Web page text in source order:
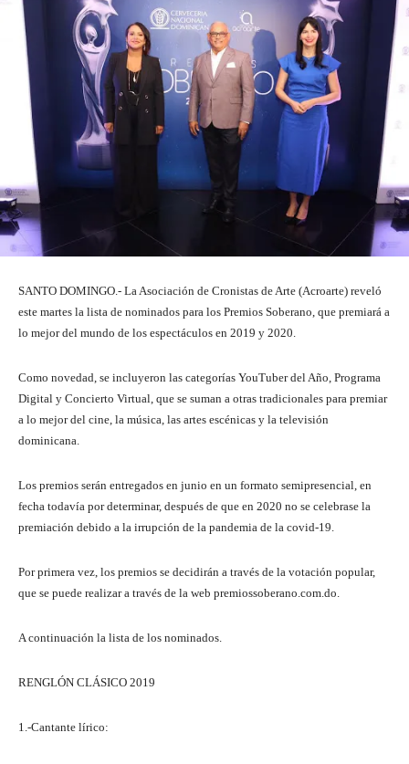
SANTO DOMINGO.- La Asociación de Cronistas de Arte (Acroarte) reveló
este martes la lista de nominados para los Premios Soberano, que premiará a
lo mejor del mundo de los espectáculos en 2019 y 2020.
Como novedad, se incluyeron las categorías YouTuber del Año, Programa
Digital y Concierto Virtual, que se suman a otras tradicionales para premiar
a lo mejor del cine, la música, las artes escénicas y la televisión
dominicana.
Los premios serán entregados en junio en un formato semipresencial, en
fecha todavía por determinar, después de que en 2020 no se celebrase la
premiación debido a la irrupción de la pandemia de la covid-19.
Por primera vez, los premios se decidirán a través de la votación popular,
que se puede realizar a través de la web premiossoberano.com.do.
A continuación la lista de los nominados.
RENGLÓN CLÁSICO 2019
1.-Cantante lírico: